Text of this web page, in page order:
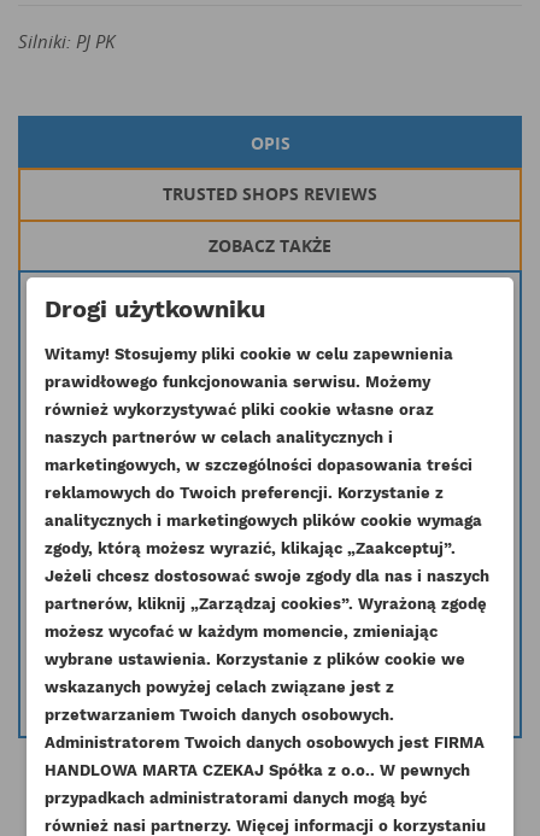
DODAJ DO LISTY ŻYCZEŃ
add_circle_outline Stwórz nową listę życzeń
UTWÓRZ LISTĘ ŻYCZEŃ
NAZWA LISTY ŻYCZEŃ
Anuluj Utwórz listę życzeń
ZALOGUJ SIĘ
Musisz być zalogowany by zapisać produkty na
swojej liście życzeń.
Anuluj Zaloguj się
Silniki: PJ PK
OPIS
TRUSTED SHOPS REVIEWS
ZOBACZ TAKŻE
Kompletny wał korbowy stosowany w silnikach 1106 serii PJ PK
W skład zestawu wchodzi:
- wał korbowy
- komplet panewek głównych T409189
- komplet panewek korbowodowych T409188
- zestaw pierścieni oporowych
Stosowany w maszynach: CATerpillar, Bobcat Fuchs Hyster Hyundai JCB
Komatsu Kramer Landini Manitou Massey Ferguson Merlo
O&K Schaeff Steinbock Timberjack Weidemann Zeppelin Case Mccormick
Masz wątpliwość czy dana część pasuje do Twojego silnika skontaktuj się
z nami i podaj nr seryjny silnika a my pomożemy dobrać odpowiednią
część.
info@esilniki24.pl
Drogi użytkowniku
Witamy! Stosujemy pliki cookie w celu zapewnienia
prawidłowego funkcjonowania serwisu. Możemy
również wykorzystywać pliki cookie własne oraz
naszych partnerów w celach analitycznych i
marketingowych, w szczególności dopasowania treści
reklamowych do Twoich preferencji. Korzystanie z
analitycznych i marketingowych plików cookie wymaga
zgody, którą możesz wyrazić, klikając „Zaakceptuj”.
Jeżeli chcesz dostosować swoje zgody dla nas i naszych
partnerów, kliknij „Zarządzaj cookies”. Wyrażoną zgodę
możesz wycofać w każdym momencie, zmieniając
wybrane ustawienia. Korzystanie z plików cookie we
wskazanych powyżej celach związane jest z
przetwarzaniem Twoich danych osobowych.
Administratorem Twoich danych osobowych jest FIRMA
HANDLOWA MARTA CZEKAJ Spółka z o.o.. W pewnych
przypadkach administratorami danych mogą być
również nasi partnerzy. Więcej informacji o korzystaniu